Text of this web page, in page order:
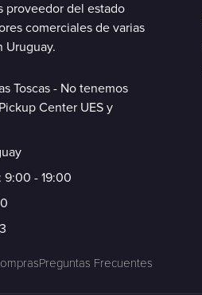
proveedor del estado
comerciales de varias
Uruguay.
Toscas - No tenemos
Center UES y
9:00 - 19:00
Preguntas Frecuentes